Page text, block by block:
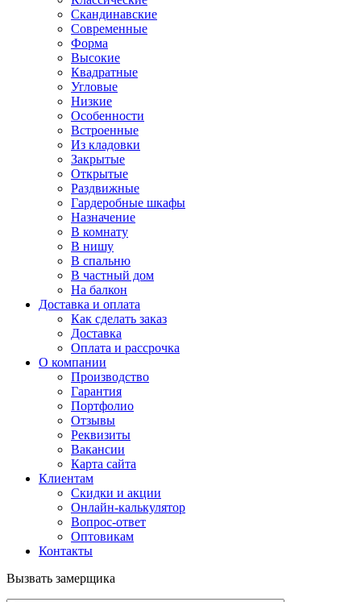
Скандинавские
Современные
Форма
Высокие
Квадратные
Угловые
Низкие
Особенности
Встроенные
Из кладовки
Закрытые
Открытые
Раздвижные
Гардеробные шкафы
Назначение
В комнату
В нишу
В спальню
В частный дом
На балкон
Доставка и оплата
Как сделать заказ
Доставка
Оплата и рассрочка
О компании
Производство
Гарантия
Портфолио
Отзывы
Реквизиты
Вакансии
Карта сайта
Клиентам
Скидки и акции
Онлайн-калькулятор
Вопрос-ответ
Оптовикам
Контакты
Вызвать замерщика